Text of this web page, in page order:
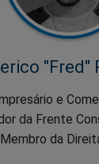
"Fred"
e
da Frente
Membro da